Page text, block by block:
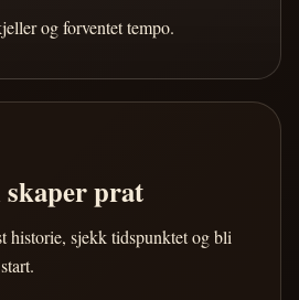
og forventet tempo.
prat
historie, sjekk tidspunktet og bli